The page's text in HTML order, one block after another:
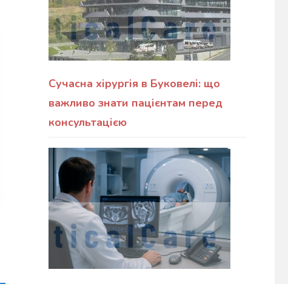
Сучасна хірургія в Буковелі: що
важливо знати пацієнтам перед
консультацією